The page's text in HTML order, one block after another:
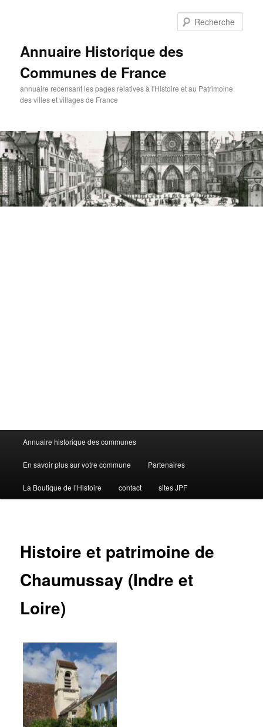
Annuaire Historique des
Communes de France
annuaire recensant les pages relatives à l'Histoire et au Patrimoine
des villes et villages de France
Menu
principal
Annuaire historique des communes
En savoir plus sur votre commune Partenaires
La Boutique de l’Histoire contact sites JPF
Histoire et patrimoine de
Chaumussay (Indre et
Loire)